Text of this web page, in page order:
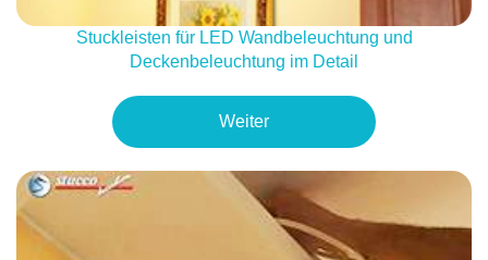
Stuckleisten für LED Wandbeleuchtung und
Deckenbeleuchtung im Detail
Weiter